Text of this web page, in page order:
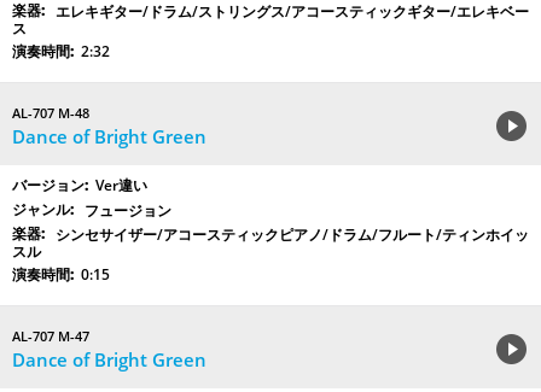
エレキギター/ドラム/ストリングス/アコースティックギター/エレキベー
ス
2:32
AL-707 M-48
Dance of Bright Green
Ver違い
フュージョン
シンセサイザー/アコースティックピアノ/ドラム/フルート/ティンホイッ
スル
0:15
AL-707 M-47
Dance of Bright Green